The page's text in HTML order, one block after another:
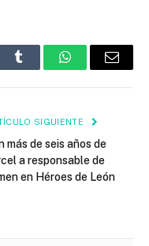
Tumblr WhatsAppEmail
SIGUIENTE
más de seis años de
a responsable de
en Héroes de León